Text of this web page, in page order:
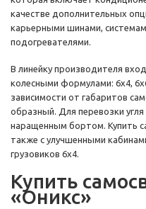
качестве дополнительных
карьерными шинами,
подогревателями.
В линейку производителя
колесными формулами: 6х4,
зависимости от габаритов
образный. Для перевозки
наращенным бортом. Купить
также с улучшенными
грузовиков 6х4.
Купить
«Оникс»